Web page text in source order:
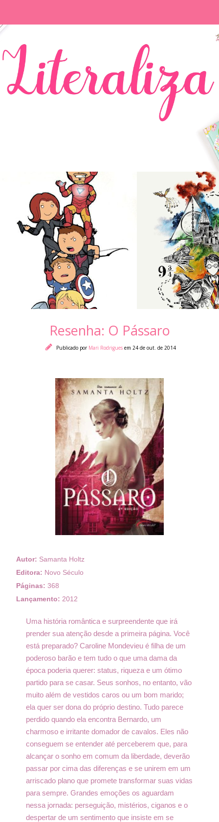
Resenha: O Pássaro
Publicado por Mari Rodrigues em 24 de out. de 2014
Autor: Samanta Holtz
Editora: Novo Século
Páginas: 368
Lançamento: 2012
Uma história romântica e surpreendente que irá
prender sua atenção desde a primeira página. Você
está preparado? Caroline Mondevieu é filha de um
poderoso barão e tem tudo o que uma dama da
época poderia querer: status, riqueza e um ótimo
partido para se casar. Seus sonhos, no entanto, vão
muito além de vestidos caros ou um bom marido;
ela quer ser dona do próprio destino. Tudo parece
perdido quando ela encontra Bernardo, um
charmoso e irritante domador de cavalos. Eles não
conseguem se entender até perceberem que, para
alcançar o sonho em comum da liberdade, deverão
passar por cima das diferenças e se unirem em um
arriscado plano que promete transformar suas vidas
para sempre. Grandes emoções os aguardam
nessa jornada: perseguição, mistérios, ciganos e o
despertar de um sentimento que insiste em se